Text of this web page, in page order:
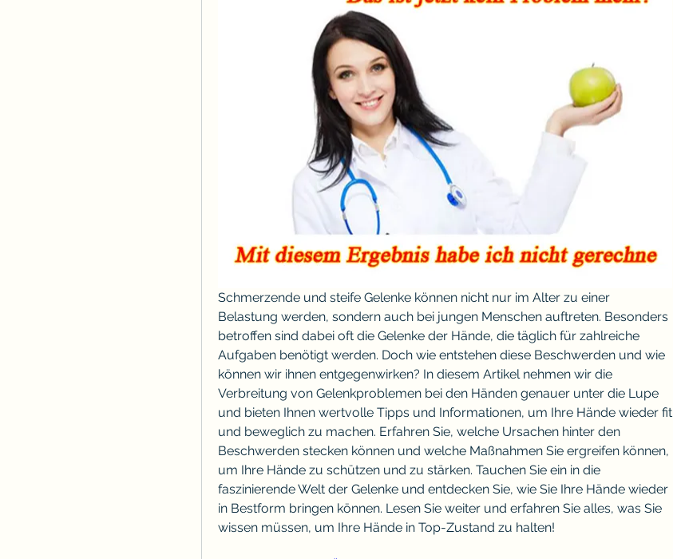
Schmerzende und steife Gelenke können nicht nur im Alter zu einer
Belastung werden, sondern auch bei jungen Menschen auftreten. Besonders
betroffen sind dabei oft die Gelenke der Hände, die täglich für zahlreiche
Aufgaben benötigt werden. Doch wie entstehen diese Beschwerden und wie
können wir ihnen entgegenwirken? In diesem Artikel nehmen wir die
Verbreitung von Gelenkproblemen bei den Händen genauer unter die Lupe
und bieten Ihnen wertvolle Tipps und Informationen, um Ihre Hände wieder fit
und beweglich zu machen. Erfahren Sie, welche Ursachen hinter den
Beschwerden stecken können und welche Maßnahmen Sie ergreifen können,
um Ihre Hände zu schützen und zu stärken. Tauchen Sie ein in die
faszinierende Welt der Gelenke und entdecken Sie, wie Sie Ihre Hände wieder
in Bestform bringen können. Lesen Sie weiter und erfahren Sie alles, was Sie
wissen müssen, um Ihre Hände in Top-Zustand zu halten!